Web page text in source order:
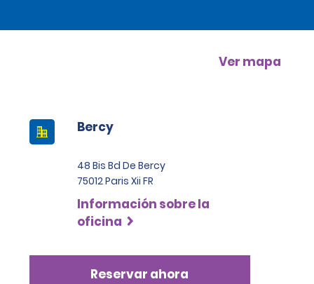
Ver mapa
Bercy
48 Bis Bd De Bercy
75012 Paris Xii FR
Información sobre la
oficina
Reservar ahora